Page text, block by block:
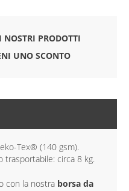
PRODOTTI
UNO SCONTO
Tex® (140 gsm).
trasportabile: circa 8 kg.
con la nostra borsa da